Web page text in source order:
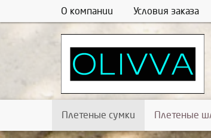
О компании Условия заказа
Плетеные сумки Плетеные